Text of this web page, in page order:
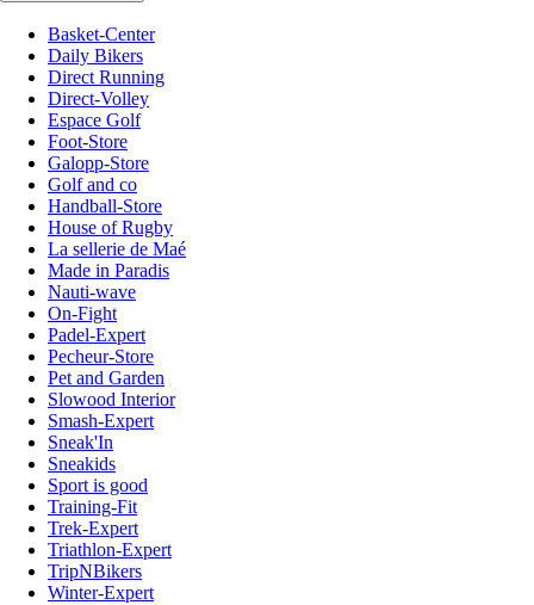
Basket-Center
Daily Bikers
Direct Running
Direct-Volley
Espace Golf
Foot-Store
Galopp-Store
Golf and co
Handball-Store
House of Rugby
La sellerie de Maé
Made in Paradis
Nauti-wave
On-Fight
Padel-Expert
Pecheur-Store
Pet and Garden
Slowood Interior
Smash-Expert
Sneak'In
Sneakids
Sport is good
Training-Fit
Trek-Expert
Triathlon-Expert
TripNBikers
Winter-Expert